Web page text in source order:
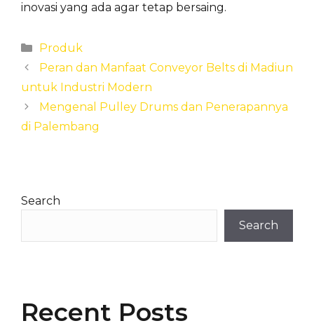
inovasi yang ada agar tetap bersaing.
Categories
Produk
Peran dan Manfaat Conveyor Belts di Madiun
untuk Industri Modern
Mengenal Pulley Drums dan Penerapannya
di Palembang
Search
Search
Recent Posts